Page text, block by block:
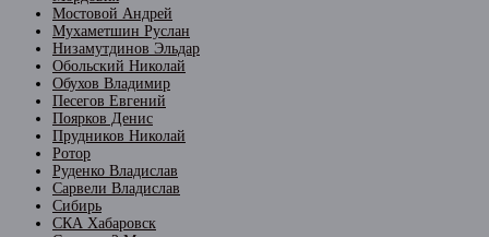
Мостовой Андрей
Мухаметшин Руслан
Низамутдинов Эльдар
Обольский Николай
Обухов Владимир
Песегов Евгений
Поярков Денис
Прудников Николай
Ротор
Руденко Владислав
Сарвели Владислав
Сибирь
СКА Хабаровск